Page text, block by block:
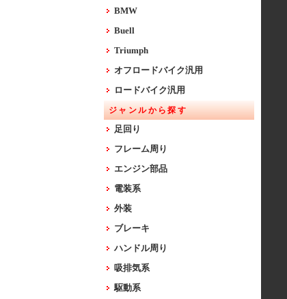
BMW
Buell
Triumph
オフロードバイク汎用
ロードバイク汎用
ジャンルから探す
足回り
フレーム周り
エンジン部品
電装系
外装
ブレーキ
ハンドル周り
吸排気系
駆動系